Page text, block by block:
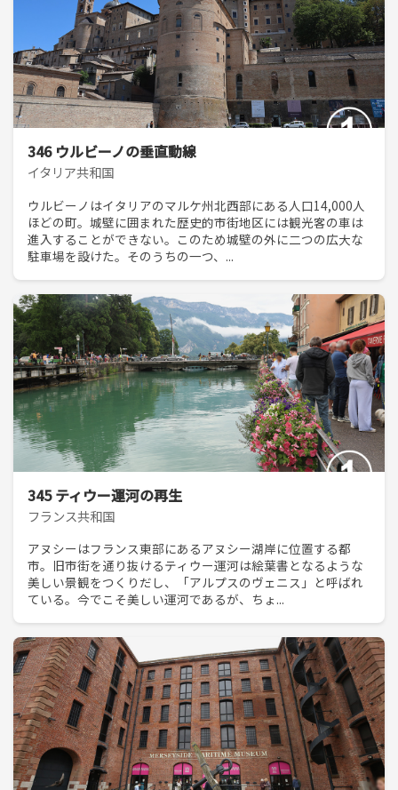
346 ウルビーノの垂直動線
イタリア共和国
ウルビーノはイタリアのマルケ州北西部にある人口14,000人
ほどの町。城壁に囲まれた歴史的市街地区には観光客の車は
進入することができない。このため城壁の外に二つの広大な
駐車場を設けた。そのうちの一つ、...
345 ティウー運河の再生
フランス共和国
アヌシーはフランス東部にあるアヌシー湖岸に位置する都
市。旧市街を通り抜けるティウー運河は絵葉書となるような
美しい景観をつくりだし、「アルプスのヴェニス」と呼ばれ
ている。今でこそ美しい運河であるが、ちょ...